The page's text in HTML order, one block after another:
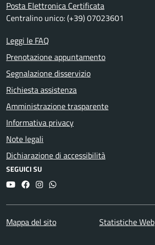
Posta Elettronica Certificata
Centralino unico: (+39) 07023601
Leggi le FAQ
Prenotazione appuntamento
Segnalazione disservizio
Richiesta assistenza
Amministrazione trasparente
Informativa privacy
Note legali
Dichiarazione di accessibilità
SEGUICI SU
YouTubeFacebookInstagram
Whatsapp
Mappa del sito Statistiche Web